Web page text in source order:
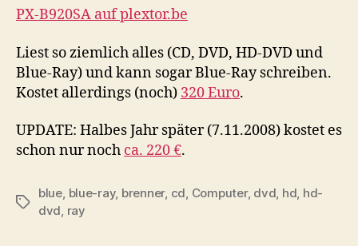
PX-B920SA auf plextor.be
Liest so ziemlich alles (CD, DVD, HD-DVD und
Blue-Ray) und kann sogar Blue-Ray schreiben.
Kostet allerdings (noch) 320 Euro.
UPDATE: Halbes Jahr später (7.11.2008) kostet es
schon nur noch ca. 220 €.
Schlagwörter
blue, blue-ray, brenner, cd, Computer, dvd, hd, hd-
dvd, ray